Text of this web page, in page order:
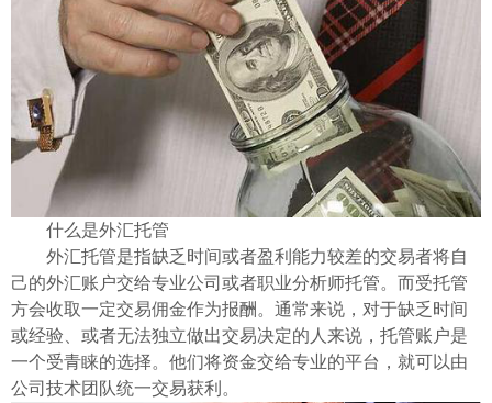
Tiếng việt
ไทย
什么是外汇托管
外汇托管是指缺乏时间或者盈利能力较差的交易者将自
己的外汇账户交给专业公司或者职业分析师托管。而受托管
方会收取一定交易佣金作为报酬。通常来说，对于缺乏时间
或经验、或者无法独立做出交易决定的人来说，托管账户是
一个受青睐的选择。他们将资金交给专业的平台，就可以由
公司技术团队统一交易获利。